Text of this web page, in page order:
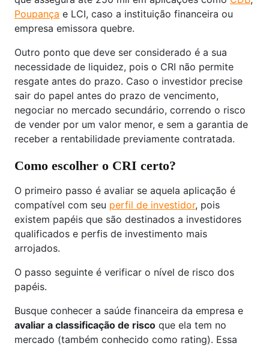
Poupança e LCI, caso a instituição financeira ou
empresa emissora quebre.
Outro ponto que deve ser considerado é a sua
necessidade de liquidez, pois o CRI não permite
resgate antes do prazo. Caso o investidor precise
sair do papel antes do prazo de vencimento,
negociar no mercado secundário, correndo o risco
de vender por um valor menor, e sem a garantia de
receber a rentabilidade previamente contratada.
Como escolher o CRI certo?
O primeiro passo é avaliar se aquela aplicação é
compatível com seu perfil de investidor, pois
existem papéis que são destinados a investidores
qualificados e perfis de investimento mais
arrojados.
O passo seguinte é verificar o nível de risco dos
papéis.
Busque conhecer a saúde financeira da empresa e
avaliar a classificação de risco que ela tem no
mercado (também conhecido como rating). Essa